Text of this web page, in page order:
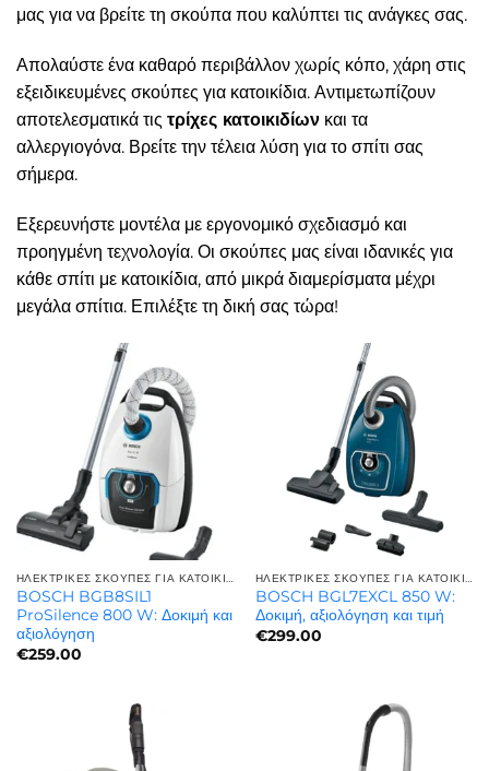
μας για να βρείτε τη σκούπα που καλύπτει τις ανάγκες σας.
Απολαύστε ένα καθαρό περιβάλλον χωρίς κόπο, χάρη στις
εξειδικευμένες σκούπες για κατοικίδια. Αντιμετωπίζουν
αποτελεσματικά τις τρίχες κατοικιδίων και τα
αλλεργιογόνα. Βρείτε την τέλεια λύση για το σπίτι σας
σήμερα.
Εξερευνήστε μοντέλα με εργονομικό σχεδιασμό και
προηγμένη τεχνολογία. Οι σκούπες μας είναι ιδανικές για
κάθε σπίτι με κατοικίδια, από μικρά διαμερίσματα μέχρι
μεγάλα σπίτια. Επιλέξτε τη δική σας τώρα!
ΗΛΕΚΤΡΙΚΈΣ ΣΚΟΎΠΕΣ ΓΙΑ ΚΑΤΟΙΚΊΔΙΑ | ΓΙΑ ΤΡΊΧΕΣ ΚΑΤΟΙΚΙΔΊΩΝ
BOSCH BGB8SIL1
ProSilence 800 W: Δοκιμή και
αξιολόγηση
€259.00
ΗΛΕΚΤΡΙΚΈΣ ΣΚΟΎΠΕΣ ΓΙΑ ΚΑΤΟΙΚΊΔΙΑ | ΓΙΑ ΤΡΊΧΕΣ ΚΑΤΟΙΚΙΔΊΩΝ
BOSCH BGL7EXCL 850 W:
Δοκιμή, αξιολόγηση και τιμή
€299.00